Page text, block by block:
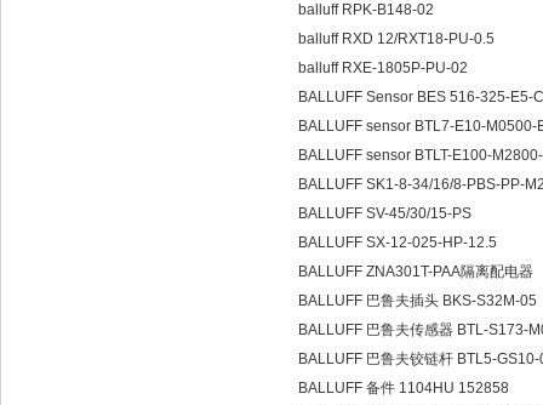
balluff RPK-B148-02
balluff RXD 12/RXT18-PU-0.5
balluff RXE-1805P-PU-02
BALLUFF Sensor BES 516-325-E5-
BALLUFF sensor BTL7-E10-
BALLUFF sensor BTLT-E100-
BALLUFF SK1-8-34/16/8-PBS-PP-
BALLUFF SV-45/30/15-PS
BALLUFF SX-12-025-HP-12.5
BALLUFF ZNA301T-PAA隔离配电器
BALLUFF 巴鲁夫插头 BKS-S32M-05
BALLUFF 巴鲁夫传感器 BTL-S173-
BALLUFF 巴鲁夫铰链杆 BTL5-
BALLUFF 备件 1104HU 152858